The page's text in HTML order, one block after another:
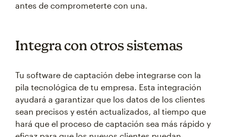
antes de comprometerte con una.
Integra con otros sistemas
Tu software de captación debe integrarse con la
pila tecnológica de tu empresa. Esta integración
ayudará a garantizar que los datos de los clientes
sean precisos y estén actualizados, al tiempo que
hará que el proceso de captación sea más rápido y